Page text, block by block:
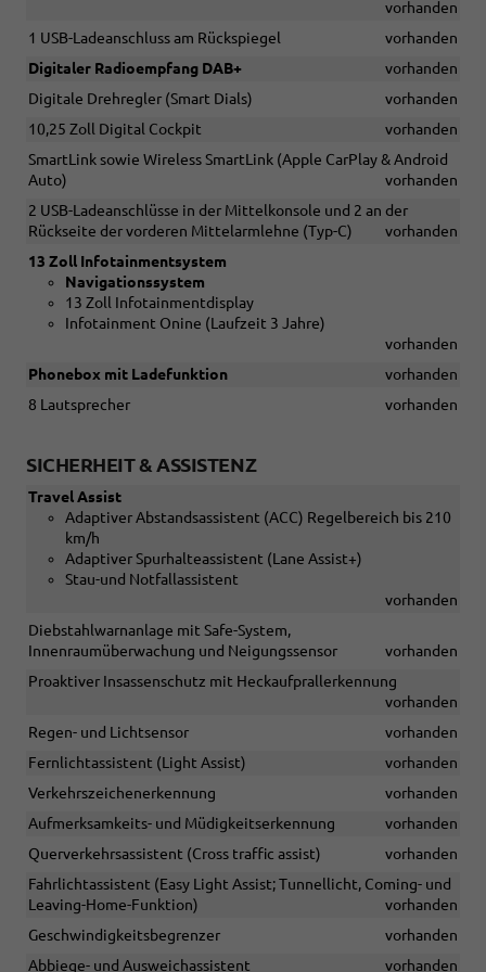
vorhanden
1 USB-Ladeanschluss am Rückspiegel
vorhanden
Digitaler Radioempfang DAB+
vorhanden
Digitale Drehregler (Smart Dials)
vorhanden
10,25 Zoll Digital Cockpit
vorhanden
SmartLink sowie Wireless SmartLink (Apple CarPlay & Android
Auto)
vorhanden
2 USB-Ladeanschlüsse in der Mittelkonsole und 2 an der
Rückseite der vorderen Mittelarmlehne (Typ-C)
vorhanden
13 Zoll Infotainmentsystem
Navigationssystem
13 Zoll Infotainmentdisplay
Infotainment Onine (Laufzeit 3 Jahre)
vorhanden
Phonebox mit Ladefunktion
vorhanden
8 Lautsprecher
vorhanden
SICHERHEIT & ASSISTENZ
Travel Assist
Adaptiver Abstandsassistent (ACC) Regelbereich bis 210
km/h
Adaptiver Spurhalteassistent (Lane Assist+)
Stau-und Notfallassistent
vorhanden
Diebstahlwarnanlage mit Safe-System,
Innenraumüberwachung und Neigungssensor
vorhanden
Proaktiver Insassenschutz mit Heckaufprallerkennung
vorhanden
Regen- und Lichtsensor
vorhanden
Fernlichtassistent (Light Assist)
vorhanden
Verkehrszeichenerkennung
vorhanden
Aufmerksamkeits- und Müdigkeitserkennung
vorhanden
Querverkehrsassistent (Cross traffic assist)
vorhanden
Fahrlichtassistent (Easy Light Assist; Tunnellicht, Coming- und
Leaving-Home-Funktion)
vorhanden
Geschwindigkeitsbegrenzer
vorhanden
Abbiege- und Ausweichassistent
vorhanden